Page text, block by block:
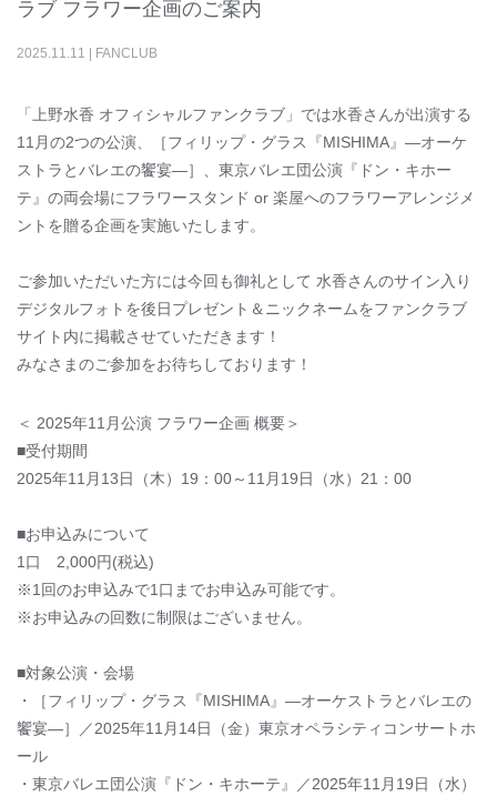
ラブ フラワー企画のご案内
2025.11.11 FANCLUB
「上野水香 オフィシャルファンクラブ」では水香さんが出演する
11月の2つの公演、［フィリップ・グラス『MISHIMA』―オーケ
ストラとバレエの饗宴―］、東京バレエ団公演『ドン・キホー
テ』の両会場にフラワースタンド or 楽屋へのフラワーアレンジメ
ントを贈る企画を実施いたします。
ご参加いただいた方には今回も御礼として 水香さんのサイン入り
デジタルフォトを後日プレゼント＆ニックネームをファンクラブ
サイト内に掲載させていただきます！
みなさまのご参加をお待ちしております！
＜ 2025年11月公演 フラワー企画 概要＞
■受付期間
2025年11月 13日（木） 19 ： 00～11月19日（水） 21 ： 00
■お申込みについて
1 口 2 ,000円(税込)
※1回のお申込みで1口までお申込み可能です。
※お申込みの回数に制限はございません。
■対象公演・会場
・［フィリップ・グラス『MISHIMA』―オーケストラとバレエの
饗宴―］
／2025年11月14日（金）東京オペラシティコンサートホ
ール
・東京バレエ団公演『ドン・キホーテ』／2025年11月19日（水）